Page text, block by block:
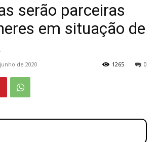
serão parceiras
em situação de
de 2020 0
1265